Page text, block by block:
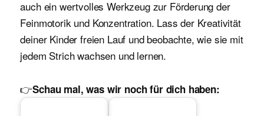
auch ein wertvolles Werkzeug zur Förderung der
Feinmotorik und Konzentration. Lass der Kreativität
deiner Kinder freien Lauf und beobachte, wie sie mit
jedem Strich wachsen und lernen.
👉Schau mal, was wir noch für dich haben: